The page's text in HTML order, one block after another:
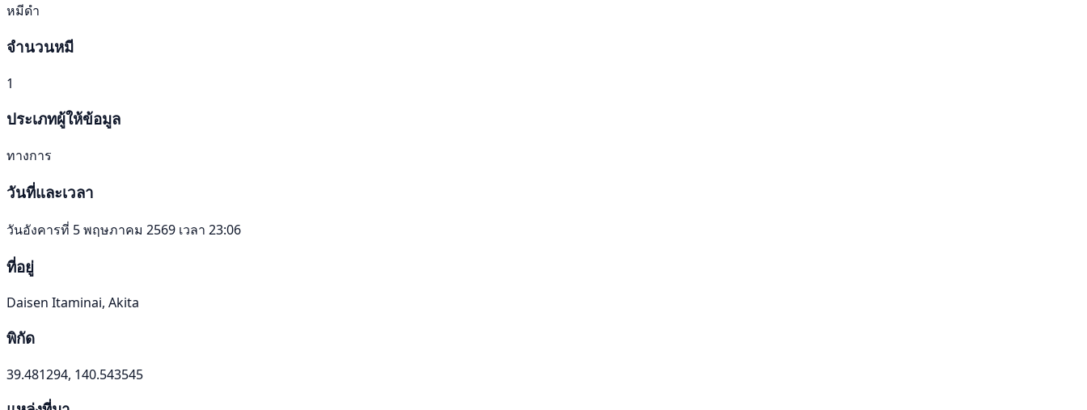
หมีดำ
จำนวนหมี
1
ประเภทผู้ให้ข้อมูล
ทางการ
วันที่และเวลา
วันอังคารที่ 5 พฤษภาคม 2569 เวลา 23:06
ที่อยู่
Daisen Itaminai, Akita
พิกัด
39.481294, 140.543545